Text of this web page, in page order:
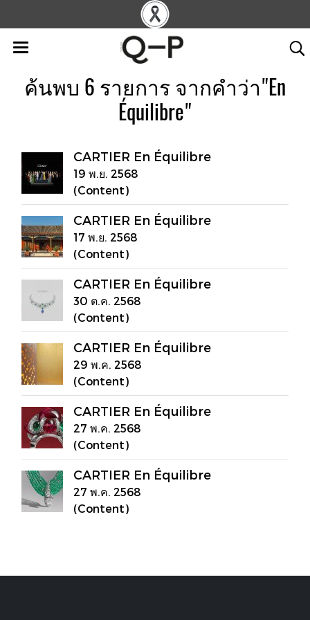
ค้นพบ 6 รายการ จากคำว่า"En
Équilibre"
CARTIER En Équilibre
19 พ.ย. 2568
(Content)
CARTIER En Équilibre
17 พ.ย. 2568
(Content)
CARTIER En Équilibre
30 ต.ค. 2568
(Content)
CARTIER En Équilibre
29 พ.ค. 2568
(Content)
CARTIER En Équilibre
27 พ.ค. 2568
(Content)
CARTIER En Équilibre
27 พ.ค. 2568
(Content)